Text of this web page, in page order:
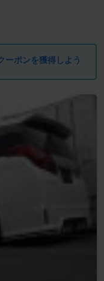
ーポンを獲得しよう